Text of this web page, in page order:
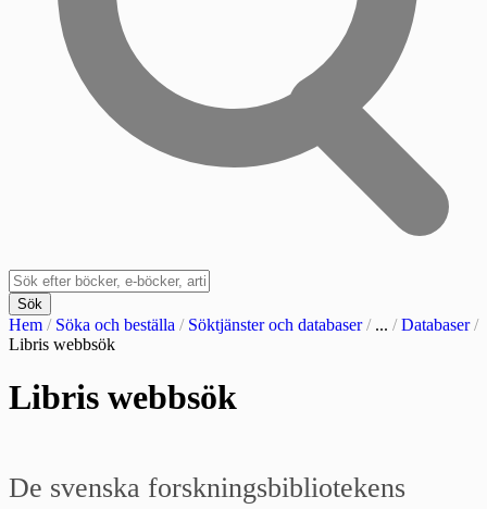
Sök
Hem / Söka och beställa / Söktjänster och databaser / ... /Databaser /
Libris webbsök
Libris webbsök
De svenska forskningsbibliotekens